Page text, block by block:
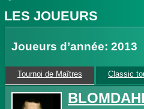
LES JOUEURS
Joueurs d’année: 2013
Tournoi de Maîtres Classic